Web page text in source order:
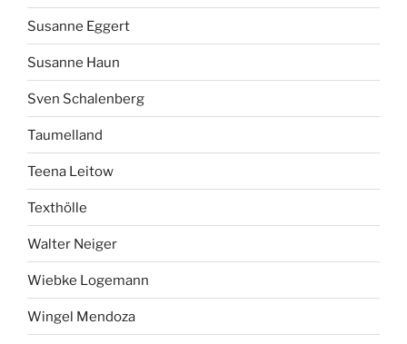
Susanne Eggert
Susanne Haun
Sven Schalenberg
Taumelland
Teena Leitow
Texthölle
Walter Neiger
Wiebke Logemann
Wingel Mendoza